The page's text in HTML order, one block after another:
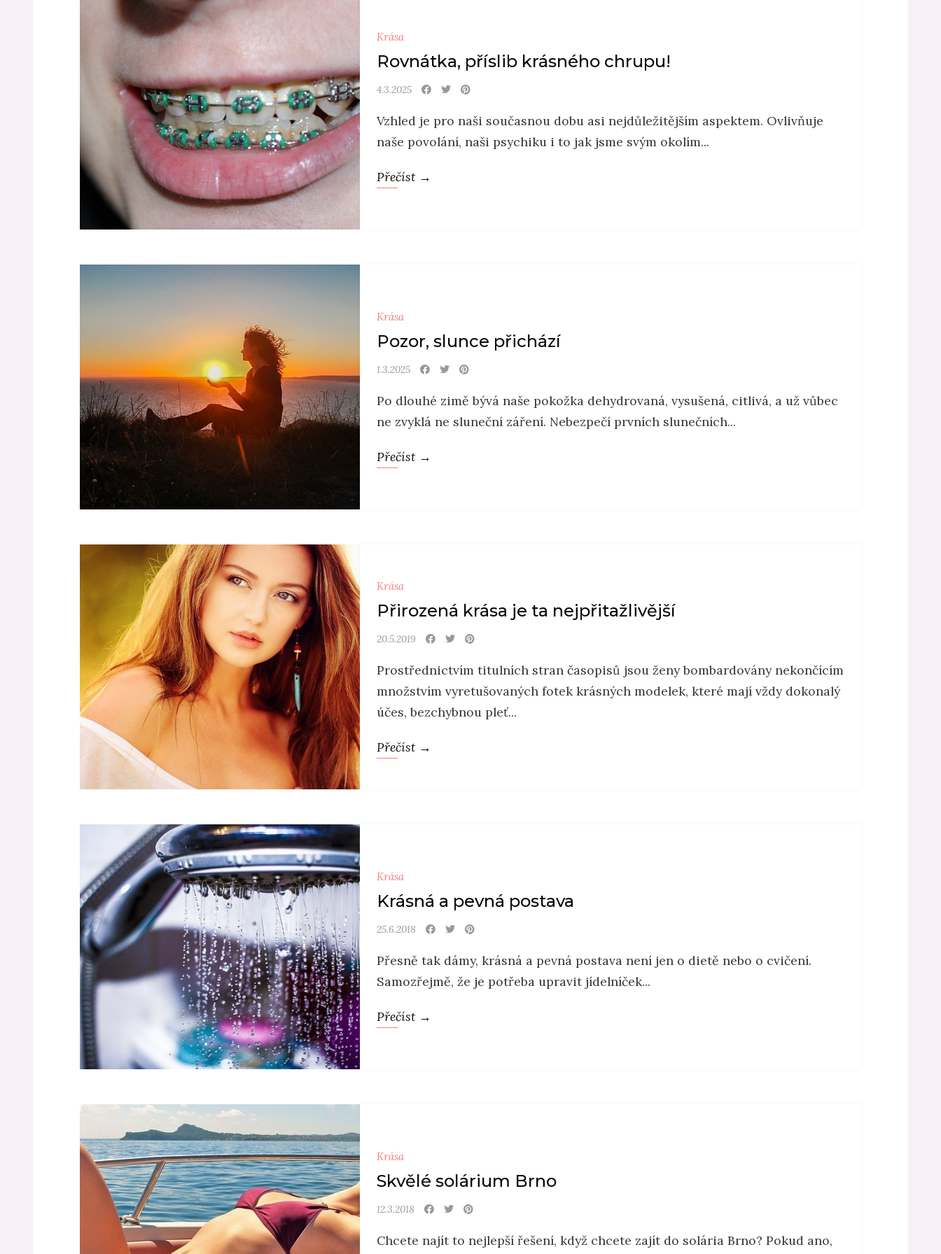
Krása
Rovnátka, příslib krásného chrupu!
4.3.2025
Vzhled je pro naši současnou dobu asi nejdůležitějším aspektem. Ovlivňuje
naše povolání, naši psychiku i to jak jsme svým okolím...
Přečíst →
Krása
Pozor, slunce přichází
1.3.2025
Po dlouhé zimě bývá naše pokožka dehydrovaná, vysušená, citlivá, a už vůbec
ne zvyklá ne sluneční záření. Nebezpečí prvních slunečních...
Přečíst →
Krása
Přirozená krása je ta nejpřitažlivější
20.5.2019
Prostřednictvím titulních stran časopisů jsou ženy bombardovány nekončícím
množstvím vyretušovaných fotek krásných modelek, které mají vždy dokonalý
účes, bezchybnou pleť...
Přečíst →
Krása
Krásná a pevná postava
25.6.2018
Přesně tak dámy, krásná a pevná postava není jen o dietě nebo o cvičení.
Samozřejmě, že je potřeba upravit jídelníček...
Přečíst →
Krása
Skvělé solárium Brno
12.3.2018
Chcete najít to nejlepší řešení, když chcete zajít do solária Brno? Pokud ano,